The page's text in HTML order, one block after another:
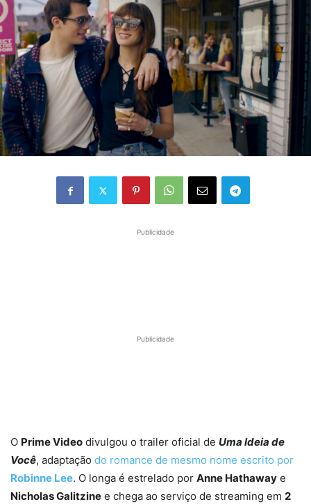
Publicidade
Publicidade
O Prime Video divulgou o trailer oficial de Uma Ideia de
Você, adaptação do romance de mesmo nome escrito por
Robinne Lee. O longa é estrelado por Anne Hathaway e
Nicholas Galitzine e chega ao serviço de streaming em 2